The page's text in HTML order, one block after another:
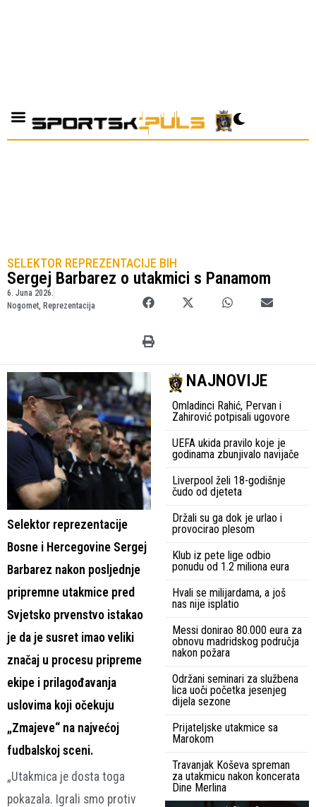
SELEKTOR REPREZENTACIJE BIH
Sergej Barbarez o utakmici s Panamom
6. Juna 2026.
Nogomet Reprezentacija
Selektor reprezentacije
Bosne i Hercegovine Sergej
Barbarez nakon posljednje
pripremne utakmice pred
Svjetsko prvenstvo istakao
je da je susret imao veliki
značaj u procesu pripreme
ekipe i prilagođavanja
uslovima koji očekuju
„Zmajeve“ na najvećoj
fudbalskoj sceni.
„Utakmica je dosta toga
pokazala. Igrali smo protiv
NAJNOVIJE
Omladinci Rahić, Pervan i
Zahirović potpisali ugovore
UEFA ukida pravilo koje je
godinama zbunjivalo navijače
Liverpool želi 18-godišnje
čudo od djeteta
Držali su ga dok je urlao i
provocirao plesom
Klub iz pete lige odbio
ponudu od 1.2 miliona eura
Hvali se milijardama, a još
nas nije isplatio
Messi donirao 80.000 eura za
obnovu madridskog područja
nakon požara
Održani seminari za službena
lica uoči početka jesenjeg
dijela sezone
Prijateljske utakmice sa
Marokom
Travanjak Koševa spreman
za utakmicu nakon koncerata
Dine Merlina